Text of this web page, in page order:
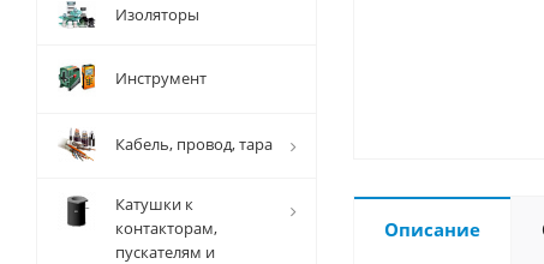
Описание
Изоляторы
Инструмент
Кабель, провод, тара
Катушки к
контакторам,
пускателям и